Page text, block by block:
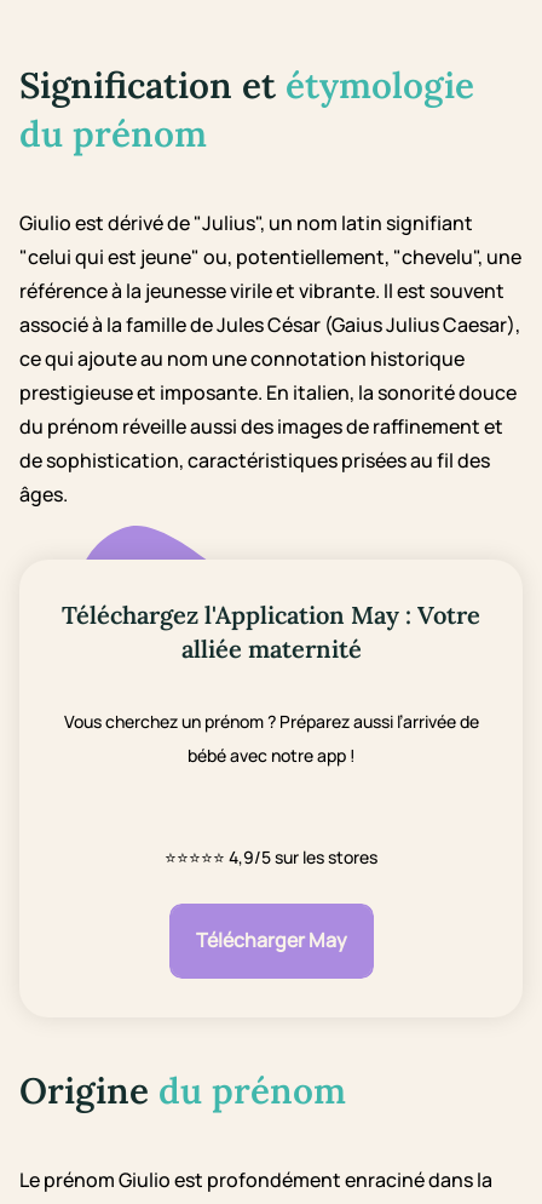
Signification et étymologie
du prénom
Giulio est dérivé de "Julius", un nom latin signifiant
"celui qui est jeune" ou, potentiellement, "chevelu", une
référence à la jeunesse virile et vibrante. Il est souvent
associé à la famille de Jules César (Gaius Julius Caesar),
ce qui ajoute au nom une connotation historique
prestigieuse et imposante. En italien, la sonorité douce
du prénom réveille aussi des images de raffinement et
de sophistication, caractéristiques prisées au fil des
âges.
Téléchargez l'Application May : Votre
alliée maternité
Vous cherchez un prénom ? Préparez aussi l’arrivée de
bébé avec notre app !
⭐⭐⭐⭐⭐ 4,9/5 sur les stores
Télécharger May
Origine du prénom
Le prénom Giulio est profondément enraciné dans la